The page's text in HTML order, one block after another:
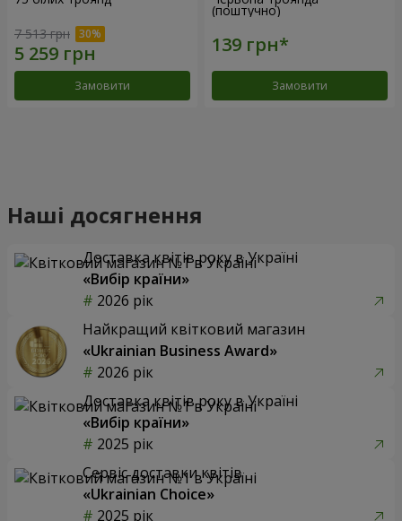
7 513 грн
Замовити
(поштучно)
Замовити
Біла троянда (поштучно)
Замовити
1 175 грн
Замовити